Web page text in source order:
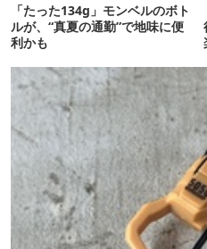
「たった134g」モンベルのボト
ルが、“真夏の通勤”で地味に便
利かも